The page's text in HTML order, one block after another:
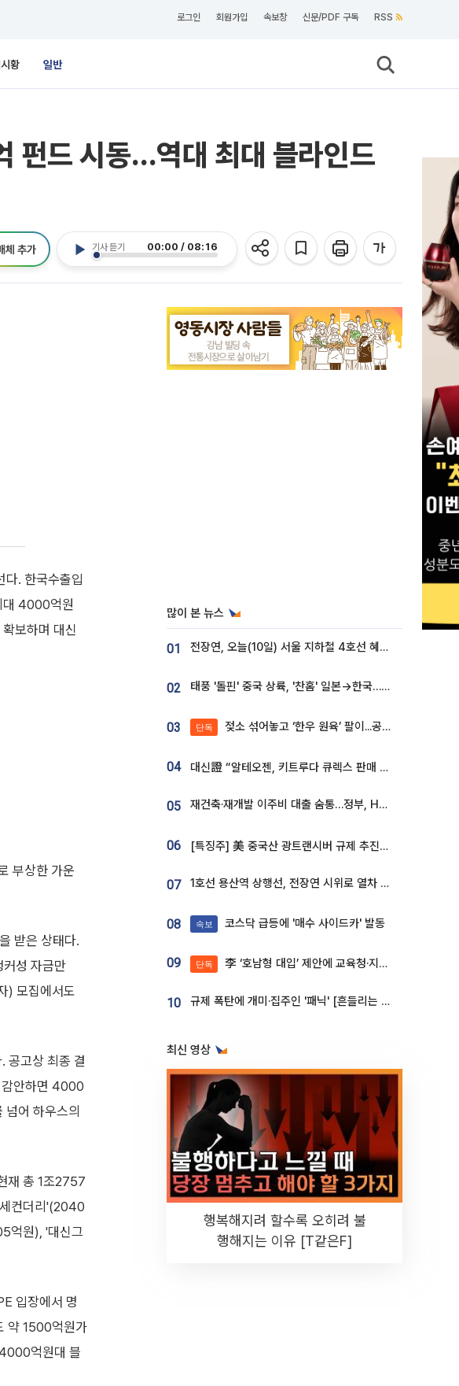
로그인 회원가입 속보창 신문/PDF 구독 RSS
황 일반
드 시동…역대 최대 블라인드
기사 듣기 00:00 / 08:16
체 추가
다. 한국수출입
대 4000억원
보하며 대신
부상한 가운
받은 상태다.
성 자금만
) 모집에서도
공고상 최종 결
감안하면 4000
어 하우스의
재 총 1조2757
컨더리'(2040
억원), '대신그
입장에서 명
약 1500억원가
억원대 블
많이 본 뉴스
01 전장연, 오늘(10일) 서울 지하철 4호선 혜화역 시위…1호선 용산역 무정차
02 태풍 '돌핀' 중국 상륙, '찬홈' 일본→한국…각국 기상청 예상 경로는?
03 단독 젖소 섞어놓고 ‘한우 원육’ 팔이...공영홈쇼핑 표기·검증 구멍
04 대신證 “알테오젠, 키트루다 큐렉스 판매 3배 급증…목표가 41만원 상향”
05 재건축·재개발 이주비 대출 숨통…정부, HF 보증 신설 추진
06 [특징주] 美 중국산 광트랜시버 규제 추진에 대한광통신 등 광통신株 강세
07 1호선 용산역 상행선, 전장연 시위로 열차 무정차 운행
08 속보 코스닥 급등에 '매수 사이드카' 발동
09 단독 李 ‘호남형 대입’ 제안에 교육청·지역대학 서·논술형 입시 연계 '착수'
10 규제 폭탄에 개미·집주인 '패닉' [흔들리는 룰, 출렁이는 시장]①
최신 영상
행복해지려 할수록 오히려 불
행해지는 이유 [T같은F]